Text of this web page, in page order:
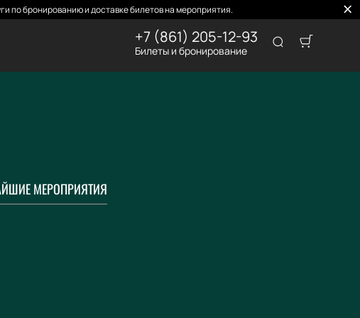
по бронированию и доставке билетов на мероприятия.
+7 (861) 205-12-93
Билеты и бронирование
МЕРОПРИЯТИЯ